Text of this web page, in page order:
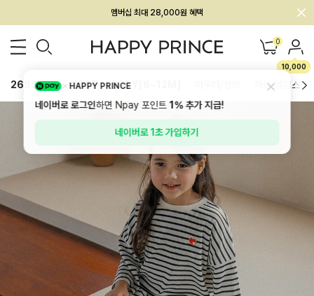
회원전용 아울렛, 가입하면 ~60% 할인!
멤버십 최대 28,000원 혜택 0
10,000
26SS 신상 BEST BABY[6~12M] 하의/레깅스
HAPPY PRINCE
네이버로 로그인하면 Npay 포인트1%추가 지급!
네이버로 1초 가입하기